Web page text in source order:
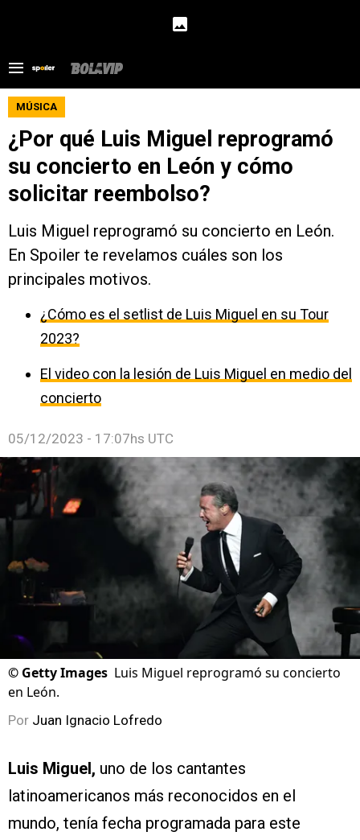
MÚSICA
¿Por qué Luis Miguel reprogramó
su concierto en León y cómo
solicitar reembolso?
Luis Miguel reprogramó su concierto en León.
En Spoiler te revelamos cuáles son los
principales motivos.
¿Cómo es el setlist de Luis Miguel en su Tour
2023?
El video con la lesión de Luis Miguel en medio del
concierto
05/12/2023 - 17:07hs UTC
© Getty Images Luis Miguel reprogramó su concierto
en León.
Por Juan Ignacio Lofredo
Luis Miguel, uno de los cantantes
latinoamericanos más reconocidos en el
mundo, tenía fecha programada para este